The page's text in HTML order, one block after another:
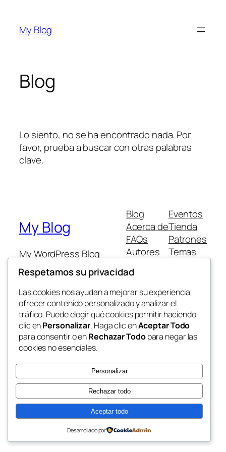
contenido
My Blog
Blog
Lo siento, no se ha encontrado nada. Por
favor, prueba a buscar con otras palabras
clave.
My Blog
My WordPress Blog
Blog
Acerca de
FAQs
Autores
Eventos
Tienda
Patrones
Temas
Twenty Twenty-Five Diseñado conWordPress
Respetamos su privacidad
Las cookies nos ayudan a mejorar su experiencia,
ofrecer contenido personalizado y analizar el
tráfico. Puede elegir qué cookies permitir haciendo
clic enPersonalizar. Haga clic enAceptar Todo
para consentir o enRechazar Todopara negar las
cookies no esenciales.
Personalizar
Rechazar todo
Aceptar todo
Desarrollado por